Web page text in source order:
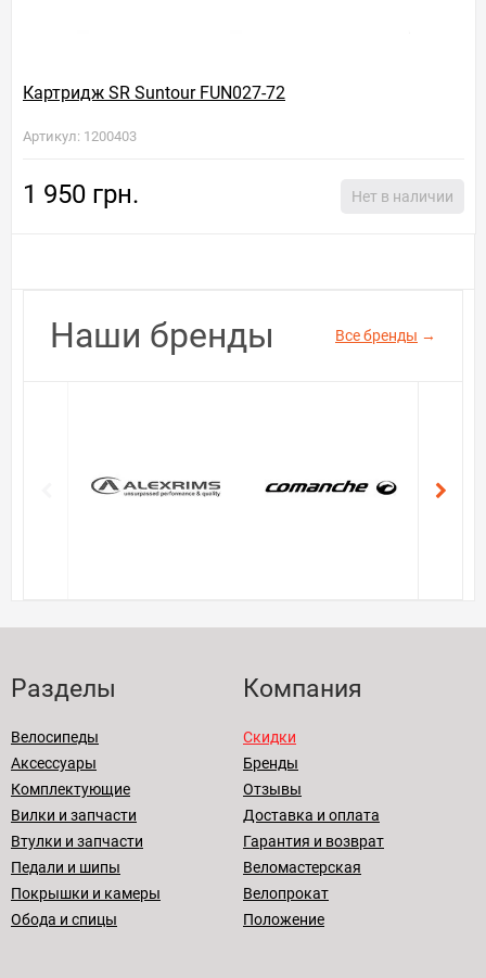
Картридж SR Suntour FUN027-72
Артикул: 1200403
1 950 грн. Нет в наличии
Наши бренды Все бренды →
Разделы
Велосипеды
Аксессуары
Комплектующие
Вилки и запчасти
Втулки и запчасти
Педали и шипы
Покрышки и камеры
Обода и спицы
Компания
Скидки
Бренды
Отзывы
Доставка и оплата
Гарантия и возврат
Веломастерская
Велопрокат
Положение